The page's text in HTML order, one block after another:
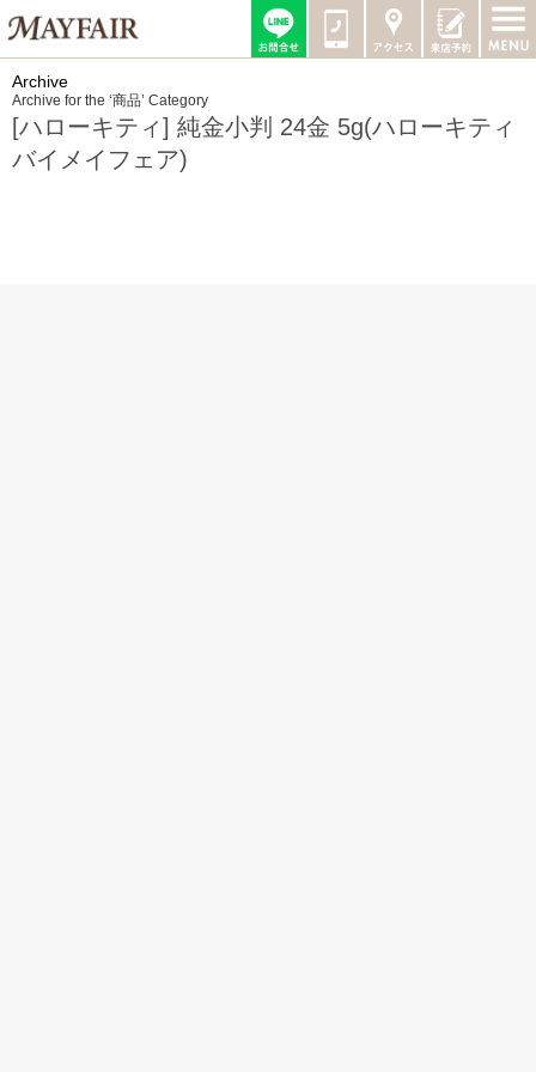
Archive
Archive for the ‘商品’ Category
[ハローキティ] 純金小判 24金 5g(ハローキティ
バイメイフェア)